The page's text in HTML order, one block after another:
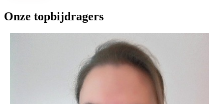
Onze topbijdragers